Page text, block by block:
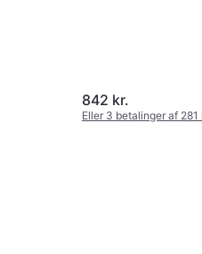
842 kr.
Eller 3 betalinger af 281